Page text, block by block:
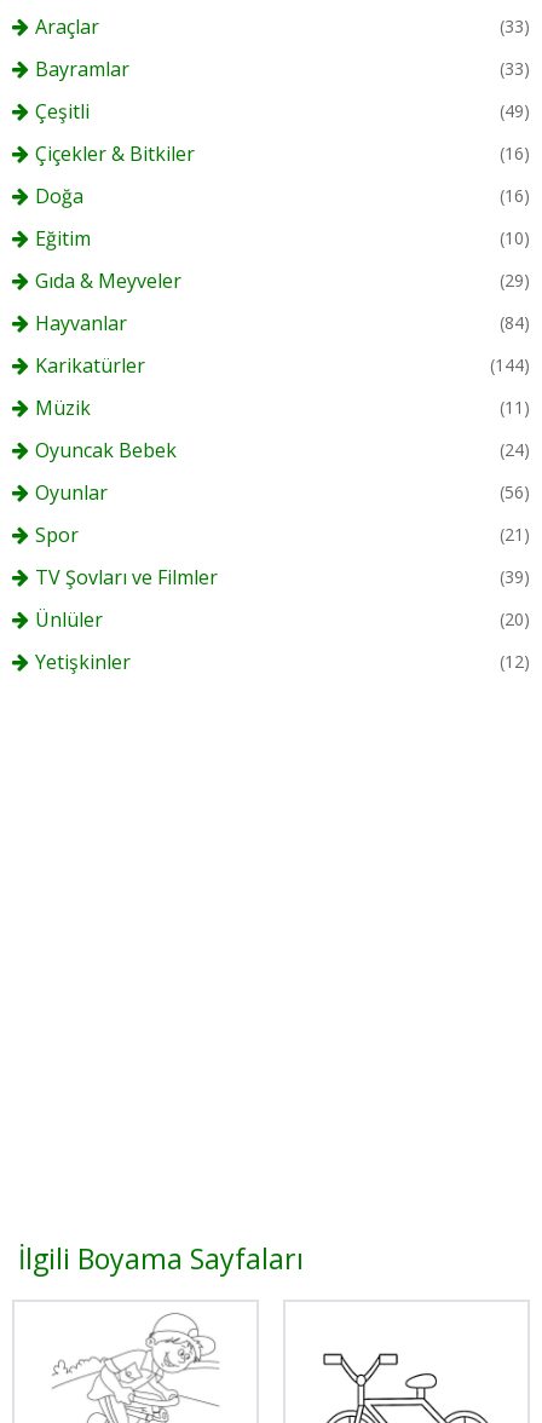
Araçlar (33)
Bayramlar (33)
Çeşitli (49)
Çiçekler & Bitkiler (16)
Doğa (16)
Eğitim (10)
Gıda & Meyveler (29)
Hayvanlar (84)
Karikatürler (144)
Müzik (11)
Oyuncak Bebek (24)
Oyunlar (56)
Spor (21)
TV Şovları ve Filmler (39)
Ünlüler (20)
Yetişkinler (12)
İlgili Boyama Sayfaları